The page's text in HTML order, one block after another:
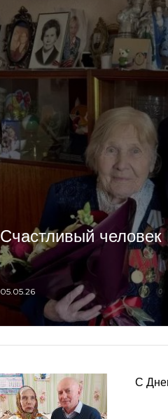
Счастливый
05.05.26
С